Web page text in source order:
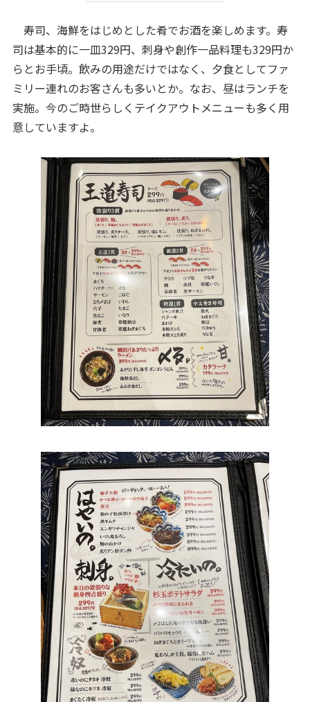
寿司、海鮮をはじめとした肴でお酒を楽しめます。寿
司は基本的に一皿329円、刺身や創作一品料理も329円か
らとお手頃。飲みの用途だけではなく、夕食としてファ
ミリー連れのお客さんも多いとか。なお、昼はランチを
実施。今のご時世らしくテイクアウトメニューも多く用
意していますよ。